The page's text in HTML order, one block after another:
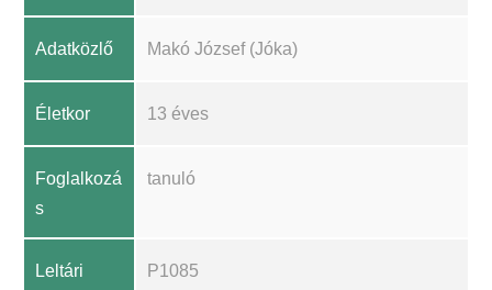
Adatközlő Makó József (Jóka)
Életkor 13 éves
Foglalkozá
s
tanuló
Leltári
P1085